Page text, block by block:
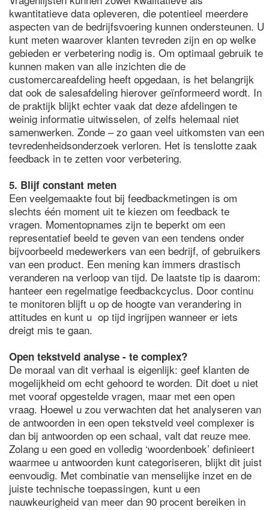
kwantitatieve data opleveren, die potentieel meerdere
aspecten van de bedrijfsvoering kunnen ondersteunen. U
kunt meten waarover klanten tevreden zijn en op welke
gebieden er verbetering nodig is. Om optimaal gebruik te
kunnen maken van alle inzichten die de
customercareafdeling heeft opgedaan, is het belangrijk
dat ook de salesafdeling hierover geïnformeerd wordt. In
de praktijk blijkt echter vaak dat deze afdelingen te
weinig informatie uitwisselen, of zelfs helemaal niet
samenwerken. Zonde – zo gaan veel uitkomsten van een
tevredenheidsonderzoek verloren. Het is tenslotte zaak
feedback in te zetten voor verbetering.
5. Blijf constant meten
Een veelgemaakte fout bij feedbackmetingen is om
slechts één moment uit te kiezen om feedback te
vragen. Momentopnames zijn te beperkt om een
representatief beeld te geven van een tendens onder
bijvoorbeeld medewerkers van een bedrijf, of gebruikers
van een product. Een mening kan immers drastisch
veranderen na verloop van tijd. De laatste tip is daarom:
hanteer een regelmatige feedbackcyclus. Door continu
te monitoren blijft u op de hoogte van verandering in
attitudes en kunt u op tijd ingrijpen wanneer er iets
dreigt mis te gaan.
Open tekstveld analyse - te complex?
De moraal van dit verhaal is eigenlijk: geef klanten de
mogelijkheid om echt gehoord te worden. Dit doet u niet
met vooraf opgestelde vragen, maar met een open
vraag. Hoewel u zou verwachten dat het analyseren van
de antwoorden in een open tekstveld veel complexer is
dan bij antwoorden op een schaal, valt dat reuze mee.
Zolang u een goed en volledig ‘woordenboek’ definieert
waarmee u antwoorden kunt categoriseren, blijkt dit juist
eenvoudig. Met combinatie van menselijke inzet en de
juiste technische toepassingen, kunt u een
nauwkeurigheid van meer dan 90 procent bereiken in